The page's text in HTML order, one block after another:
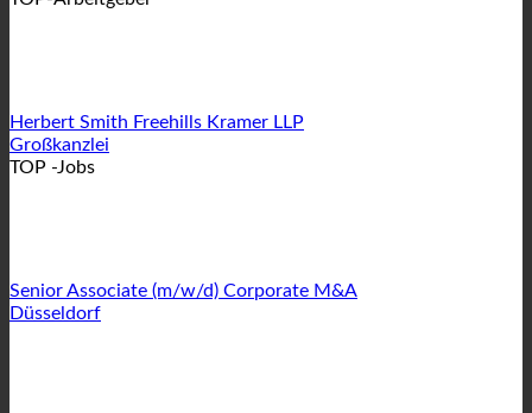
Herbert Smith Freehills Kramer LLP
Großkanzlei
TOP -Jobs
Senior Associate (m/w/d) Corporate M&A
Düsseldorf